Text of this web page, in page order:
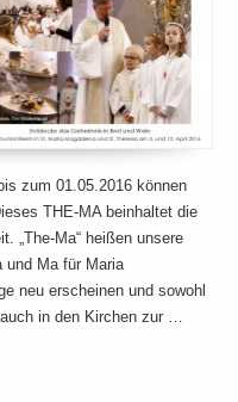
zum 01.05.2016 können
THE-MA beinhaltet die
„The-Ma“ heißen unsere
und Ma für Maria
neu erscheinen und sowohl
in den Kirchen zur …